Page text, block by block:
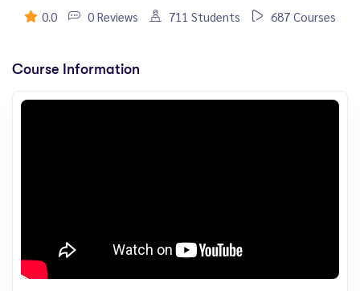
0.0
0 Reviews 711 Students 687 Courses
Course Information